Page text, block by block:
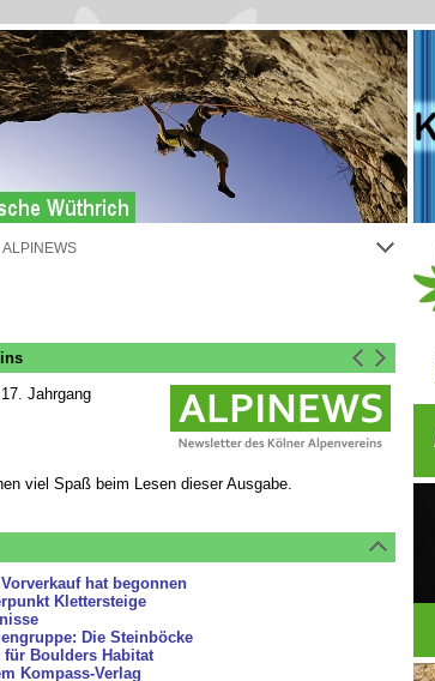
Jahrgang
viel Spaß beim Lesen dieser Ausgabe.
hat begonnen
Klettersteige
Die Steinböcke
für Boulders Habitat
Kompass-Verlag